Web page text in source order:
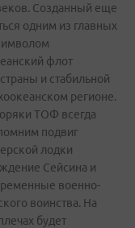
Созданный еще
одним из главных
флот
и стабильной
регионе.
ТОФ всегда
подвиг
лодки
Сейсина и
военно-
воинства. На
будет